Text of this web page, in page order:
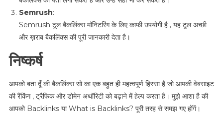
Semrush:
Semrush टूल बैकलिंक्स मॉनिटरिंग के लिए काफी उपयोगी है , यह टूल अच्छी
और ख़राब बैकलिंक्स की पूरी जानकारी देता है।
निष्कर्ष
आपको बता दूँ की बैकलिंक्स सो का एक बहुत ही महत्वपूर्ण हिस्सा है जो आपकी वेबसाइट
की रैंकिंग , ट्रैफिक और डोमेन अथॉरिटी को बढ़ाने में हेल्प करता है। मुझे आशा है की
आपको Backlinks या What is Backlinks? पूरी तरह से समझ गए होंगें।